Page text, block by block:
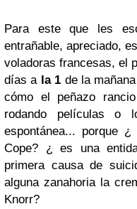
Para este que les
entrañable, apreciado,
voladoras francesas, el
días a la 1 de la
cómo el peñazo
rodando películas o
espontánea... porque
Cope? ¿ es una
primera causa de
alguna zanahoria la
Knorr?